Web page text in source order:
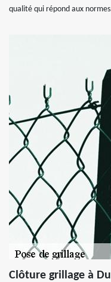
qualité qui répond aux
Clôture grillage à